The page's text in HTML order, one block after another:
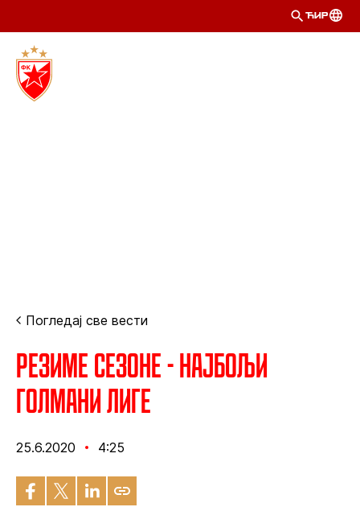
ЋИР
Погледај све вести
Резиме сезоне - Најбољи
голмани лиге
25.6.2020 4:25